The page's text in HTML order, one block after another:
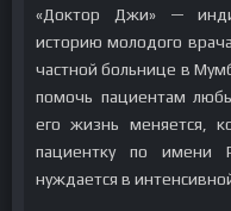
«Доктор Джи» —
историю молодого
частной больнице в
помочь пациентам
его жизнь меняется,
пациентку по имени
нуждается в